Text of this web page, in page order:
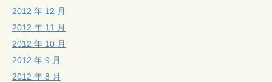
2012 年 12 月
2012 年 11 月
2012 年 10 月
2012 年 9 月
2012 年 8 月